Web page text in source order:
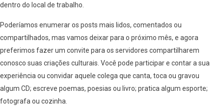
dentro do local de trabalho.
Poderíamos enumerar os posts mais lidos, comentados ou
compartilhados, mas vamos deixar para o próximo mês, e agora
preferimos fazer um convite para os servidores compartilharem
conosco suas criações culturais. Você pode participar e contar a sua
experiência ou convidar aquele colega que canta, toca ou gravou
algum CD; escreve poemas, poesias ou livro; pratica algum esporte;
fotografa ou cozinha.